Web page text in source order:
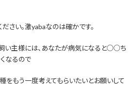
さい。激yabaなのは確かです。
い主様には、あなたが病気になると○○ち
なるので
をもう一度考えてもらいたいとお願いして